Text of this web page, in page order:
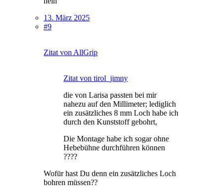
13. März 2025
#9
Zitat von AllGrip
Zitat von tirol_jimny
die von Larisa passten bei mir
nahezu auf den Millimeter; lediglich
ein zusätzliches 8 mm Loch habe ich
durch den Kunststoff gebohrt,
Die Montage habe ich sogar ohne
Hebebühne durchführen können
????
Wofür hast Du denn ein zusätzliches Loch
bohren müssen??